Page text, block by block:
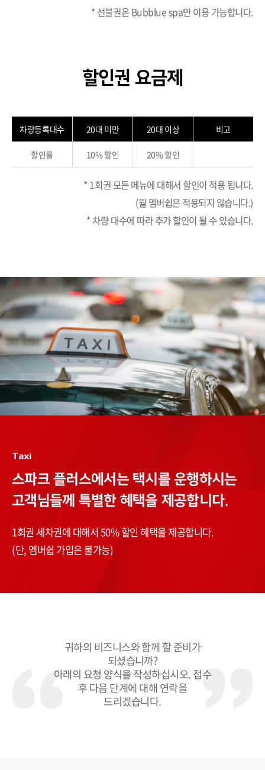
* 선불권은 Bubblue spa만 이용 가능합니다.
할인권 요금제
차량등록대수 20대 미만 20대 이상 비고
할인률 10% 할인 20% 할인
* 1회권 모든 메뉴에 대해서 할인이 적용 됩니다.
(월 멤버쉽은 적용되지 않습니다.)
* 차량 대수에 따라 추가 할인이 될 수 있습니다.
Taxi
스파크 플러스에서는 택시를 운행하시는
고객님들께 특별한 혜택을 제공합니다.
1회권 세차권에 대해서 50% 할인 혜택을 제공합니다.
(단, 멤버쉽 가입은 불가능)
귀하의 비즈니스와 함께 할 준비가
되셨습니까?
아래의 요청 양식을 작성하십시오. 접수
후 다음 단계에 대해 연락을
드리겠습니다.